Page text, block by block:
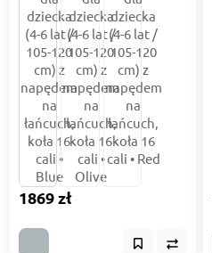
1869 zł